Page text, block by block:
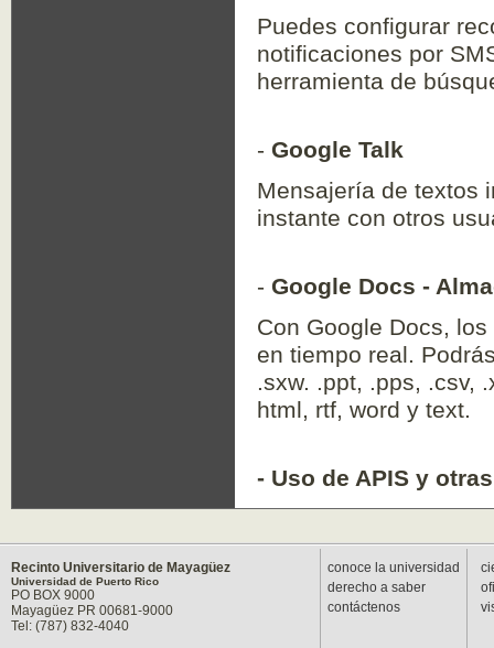
Puedes configurar
notificaciones por
herramienta de
- Google Talk
Mensajería de textos
instante con otros
- Google Docs -
Con Google Docs,
en tiempo real.
.sxw. .ppt, .pps, .csv,
html, rtf, word y text.
- Uso de APIS y
Recinto Universitario de Mayagüez
Universidad de Puerto Rico
PO BOX 9000
Mayagüez PR 00681-9000
Tel: (787) 832-4040
conoce la universidad
derecho a saber
contáctenos